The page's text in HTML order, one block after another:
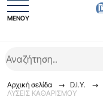
ΜΕΝΟΥ
Αρχική σελίδα D.I.Y.
ΛΥΣΕΙΣ ΚΑΘΑΡΙΣΜΟΥ